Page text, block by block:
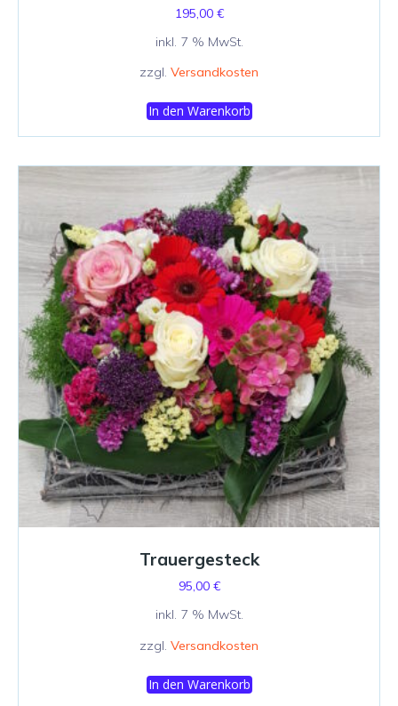
195,00 €
inkl. 7 % MwSt.
zzgl. Versandkosten
In den Warenkorb
Trauergesteck
95,00 €
inkl. 7 % MwSt.
zzgl. Versandkosten
In den Warenkorb